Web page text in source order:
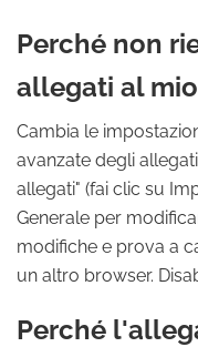
Perché non
allegati al
Cambia le
avanzate degli
allegati" (fai clic su
Generale per
modifiche e prova a
un altro browser.
Perché